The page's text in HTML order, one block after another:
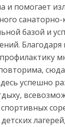
и помогает
базой и
успешно